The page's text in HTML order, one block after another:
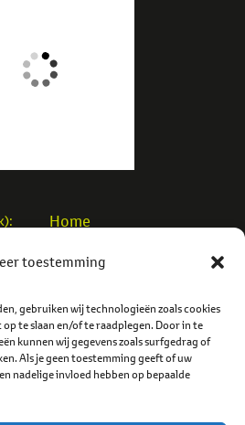
toestemming
gebruiken wij technologieën zoals cookies
te slaan en/of te raadplegen. Door in te
kunnen wij gegevens zoals surfgedrag of
Als je geen toestemming geeft of uw
nadelige invloed hebben op bepaalde
Home
Utiliteitsbouw
Projecten
Contact